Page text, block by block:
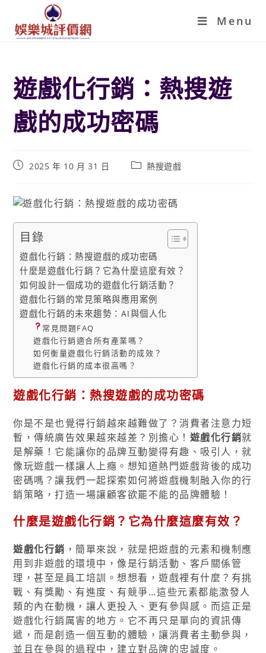
Menu
遊戲化行銷：熱搜遊
戲的成功密碼
2025 年 10 月 31 日 熱搜遊戲
目錄
遊戲化行銷：熱搜遊戲的成功密碼
什麼是遊戲化行銷？它為什麼這麼有效？
如何設計一個成功的遊戲化行銷活動？
遊戲化行銷的常見策略與應用案例
遊戲化行銷的未來趨勢：AI與個人化
常見問題FAQ
遊戲化行銷適合所有產業嗎？
如何衡量遊戲化行銷活動的成效？
遊戲化行銷的成本很高嗎？
遊戲化行銷：熱搜遊戲的成功密碼
你是不是也覺得行銷越來越難做了？消費者注意力短
暫，傳統廣告效果越來越差？別擔心！ 遊戲化行銷就
是解藥！它能讓你的品牌互動變得有趣、吸引人，就
像玩遊戲一樣讓人上癮。想知道熱門遊戲背後的成功
密碼嗎？讓我們一起探索如何將遊戲機制融入你的行
銷策略，打造一場讓顧客欲罷不能的品牌體驗！
什麼是遊戲化行銷？它為什麼這麼有效？
遊戲化行銷 ，簡單來說，就是把遊戲的元素和機制應
用到非遊戲的環境中，像是行銷活動、客戶關係管
理，甚至是員工培訓。想想看，遊戲裡有什麼？有挑
戰、有獎勵、有進度、有競爭…這些元素都能激發人
類的內在動機，讓人更投入、更有參與感。而這正是
遊戲化行銷厲害的地方。它不再只是單向的資訊傳
遞，而是創造一個互動的體驗，讓消費者主動參與，
並且在參與的過程中，建立對品牌的忠誠度。